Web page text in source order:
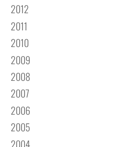
2012
2011
2010
2009
2008
2007
2006
2005
2004